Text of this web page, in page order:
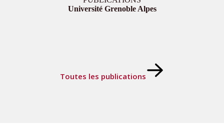
dans
Université Grenoble Alpes
Toutes les publications